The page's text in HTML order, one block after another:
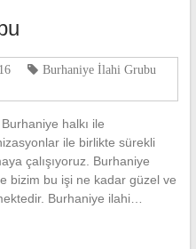
Burhaniye İlahi Grubu
halkı ile
ile birlikte sürekli
çalışıyoruz. Burhaniye
bizim bu işi ne kadar güzel ve
Burhaniye ilahi…